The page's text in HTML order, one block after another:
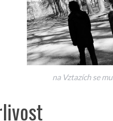
na Vztazích se